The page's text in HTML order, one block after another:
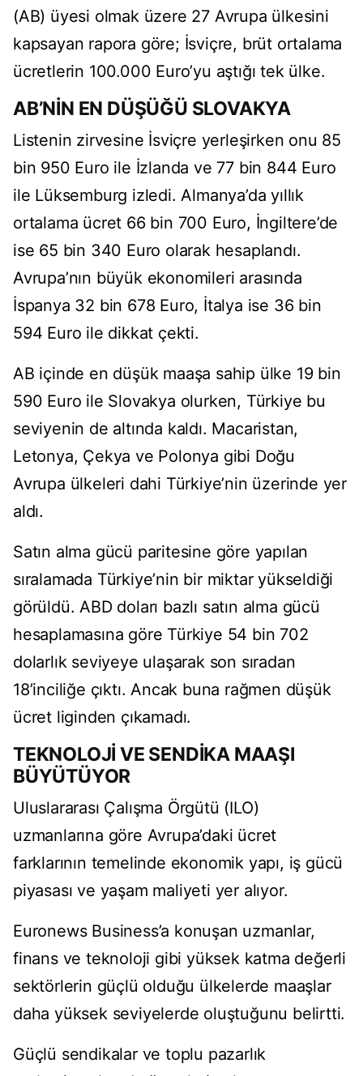
(AB) üyesi olmak üzere 27 Avrupa ülkesini
kapsayan rapora göre; İsviçre, brüt ortalama
ücretlerin 100.000 Euro’yu aştığı tek ülke.
AB’NİN EN DÜŞÜĞÜ SLOVAKYA
Listenin zirvesine İsviçre yerleşirken onu 85
bin 950 Euro ile İzlanda ve 77 bin 844 Euro
ile Lüksemburg izledi. Almanya’da yıllık
ortalama ücret 66 bin 700 Euro, İngiltere’de
ise 65 bin 340 Euro olarak hesaplandı.
Avrupa’nın büyük ekonomileri arasında
İspanya 32 bin 678 Euro, İtalya ise 36 bin
594 Euro ile dikkat çekti.
AB içinde en düşük maaşa sahip ülke 19 bin
590 Euro ile Slovakya olurken, Türkiye bu
seviyenin de altında kaldı. Macaristan,
Letonya, Çekya ve Polonya gibi Doğu
Avrupa ülkeleri dahi Türkiye’nin üzerinde yer
aldı.
Satın alma gücü paritesine göre yapılan
sıralamada Türkiye’nin bir miktar yükseldiği
görüldü. ABD doları bazlı satın alma gücü
hesaplamasına göre Türkiye 54 bin 702
dolarlık seviyeye ulaşarak son sıradan
18’inciliğe çıktı. Ancak buna rağmen düşük
ücret liginden çıkamadı.
TEKNOLOJİ VE SENDİKA MAAŞI
BÜYÜTÜYOR
Uluslararası Çalışma Örgütü (ILO)
uzmanlarına göre Avrupa’daki ücret
farklarının temelinde ekonomik yapı, iş gücü
piyasası ve yaşam maliyeti yer alıyor.
Euronews Business’a konuşan uzmanlar,
finans ve teknoloji gibi yüksek katma değerli
sektörlerin güçlü olduğu ülkelerde maaşlar
daha yüksek seviyelerde oluştuğunu belirtti.
Güçlü sendikalar ve toplu pazarlık